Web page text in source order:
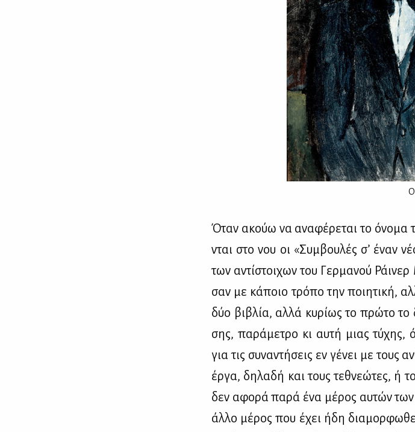
Ο
Όταν ακούω να ανα­φέ­ρε­ται το
νται στο νου οι «Συμ­βου­λές σ’ έναν
των αντί­στοι­χων του Γερ­μα­νού
σαν με κά­ποιο τρό­πο την ποι­η­τι­κή,
δύο βι­βλία, αλ­λά κυ­ρί­ως το πρώ­το
σης, πα­ρά­με­τρο κι αυ­τή μιας
για τις συ­να­ντή­σεις εν γέ­νει με τους
έρ­γα, δη­λα­δή και τους τε­θνε­ώ­τες, ή
δεν αφο­ρά πα­ρά ένα μέ­ρος αυ­τών των
άλ­λο μέ­ρος που έχει ήδη